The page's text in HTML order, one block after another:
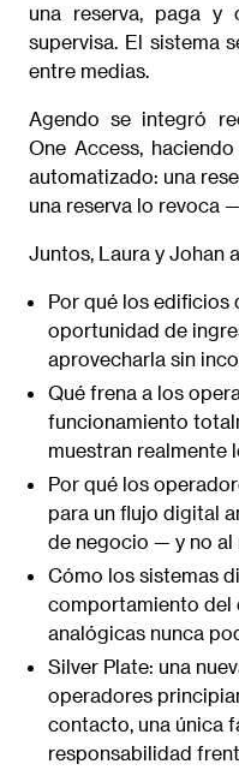
una reserva, paga y
supervisa. El sistema
entre medias.
Agendo se integró
One Access,
automatizado: una
una reserva lo revoca
Juntos, Laura y Johan
Por qué los edificios
oportunidad de
aprovecharla sin
Qué frena a los
funcionamiento
muestran realmente
Por qué los
para un flujo digital
de negocio — y no al
Cómo los sistemas
comportamiento del
analógicas nunca
Silver Plate: una
operadores
contacto, una única
responsabilidad